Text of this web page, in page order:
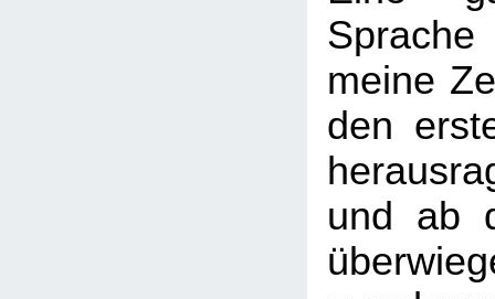
meine
den
und ab